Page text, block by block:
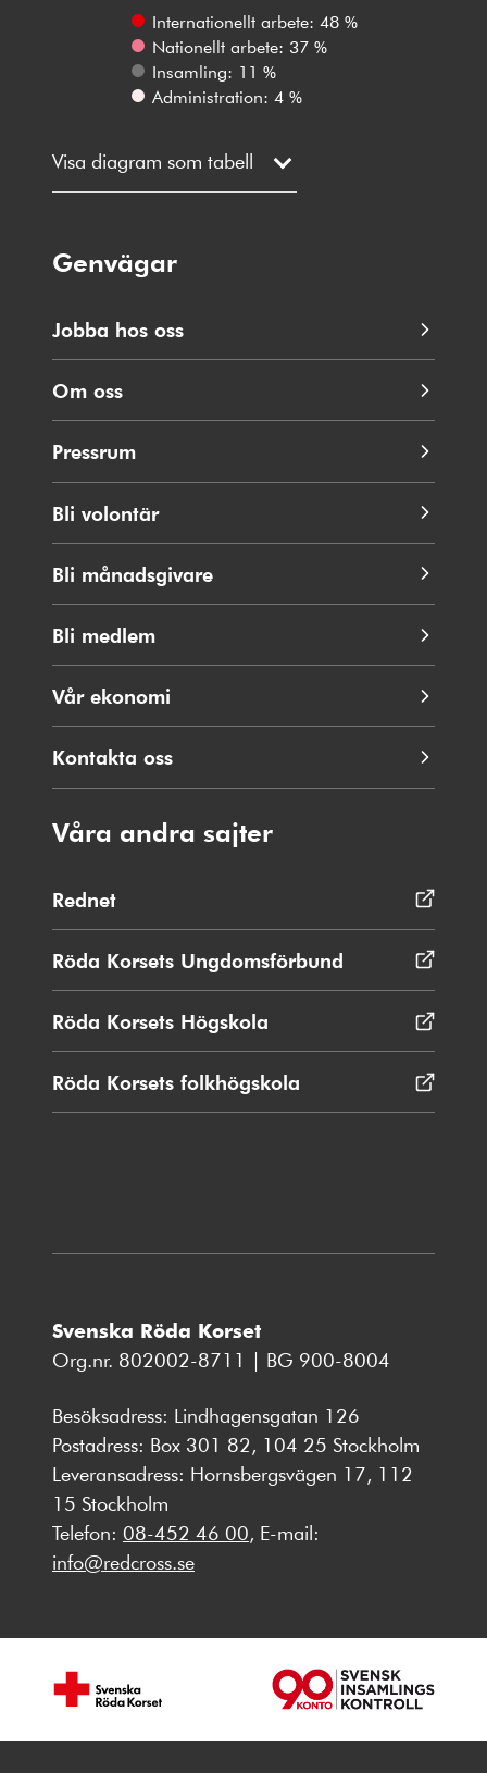
Internationellt arbete: 48 %
Nationellt arbete: 37 %
Insamling: 11 %
Administration: 4 %
Visa diagram som tabell
Genvägar
Jobba hos oss
Om oss
Pressrum
Bli volontär
Bli månadsgivare
Bli medlem
Vår ekonomi
Kontakta oss
Våra andra sajter
Rednet
i
nytt
fönster
Röda Korsets Ungdomsförbund Öppnas
i
Röda Korsets Högskola
i
nytt
fönster
Röda Korsets folkhögskola
i
Svenska Röda Korset
Org.nr. 802002-8711 | BG 900-8004
Besöksadress: Lindhagensgatan 126
Postadress: Box 301 82, 104 25 Stockholm
Leveransadress: Hornsbergsvägen 17, 112
15 Stockholm
Telefon: 08-452 46 00, E-mail:
info@redcross.se